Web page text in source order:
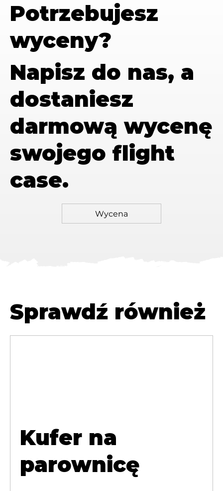
Potrzebujesz
wyceny?
Napisz do nas, a
dostaniesz
darmową wycenę
swojego flight
case.
Sprawdź również
Kufer na
parownicę